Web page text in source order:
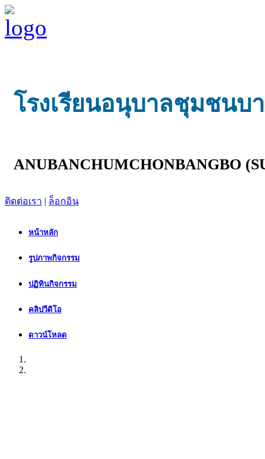
โรงเรียนอนุบาลชุมชนบ
ANUBANCHUMCHONBANGBO
ติดต่อเรา | ล็อกอิน
หน้าหลัก
รูปภาพกิจกรรม
ปฏิทินกิจกรรม
คลิปวีดิโอ
ดาวน์โหลด